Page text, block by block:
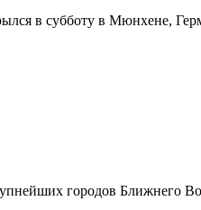
в субботу в Мюнхене,
городов Ближнего